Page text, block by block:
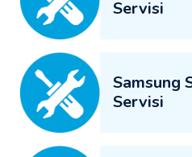
Servisi
Samsung
Servisi